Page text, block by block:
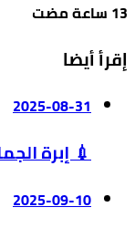
إقرأ أيضا
2025-08-31
💉 إبرة
2025-09-10